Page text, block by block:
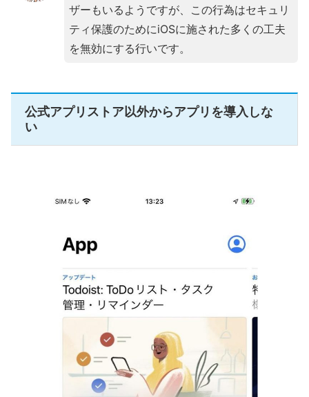
ザーもいるようですが、この行為はセキュリ
ティ保護のためにiOSに施された多くの工夫
を無効にする行いです。
公式アプリストア以外からアプリを導入しな
い